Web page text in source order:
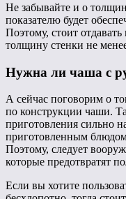
Не забывайте и о
показателю будет
Поэтому, стоит
толщину стенки не
Нужна ли чаша с
А сейчас поговорим о
по конструкции чаши.
приготовления сильно
приготовленным
Поэтому, следует
которые предотвратят
Если вы хотите